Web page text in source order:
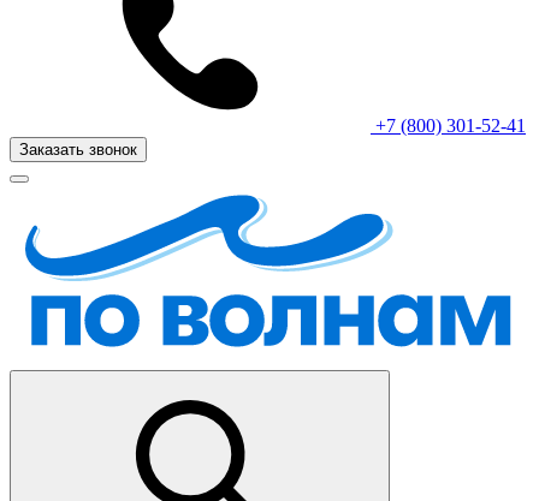
+7 (800) 301-52-41
Заказать звонок